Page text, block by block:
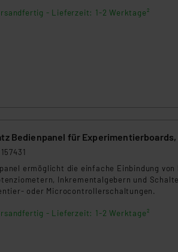
eigenen Beurteilung der mit der
- Lieferzeit: 1-2 Werktage²
Bedienpanel für Experimentierboards,
ermöglicht die einfache Einbindung
Inkrementalgebern und
oder Microcontrollerschaltungen.
- Lieferzeit: 1-2 Werktage²